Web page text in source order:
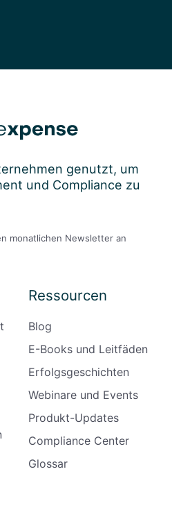
genutzt, um
und Compliance zu
monatlichen Newsletter an
Ressourcen
Blog
E-Books und Leitfäden
Erfolgsgeschichten
Webinare und Events
Produkt-Updates
Compliance Center
Glossar